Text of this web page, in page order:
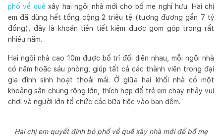
phố về quê xây hai ngôi nhà mới cho bố mẹ nghỉ hưu. Hai chị
em đã dùng hết tổng cộng 2 triệu tệ (tương đương gần 7 tỷ
đồng), đây là khoản tiền tiết kiệm được gom góp trong rất
nhiều năm.
Hai ngôi nhà cao 10m được bố trí đối diện nhau, mỗi ngôi nhà
có năm hoặc sáu phòng, giúp tất cả các thành viên trong đại
gia đình sinh hoạt thoải mái. Ở giữa hai khối nhà có một
khoảng sân chung rộng lớn, thích hợp để trẻ em chạy nhảy vui
chơi và người lớn tổ chức các bữa tiệc vào ban đêm.
Hai chị em quyết định bỏ phố về quê xây nhà mới để bố mẹ